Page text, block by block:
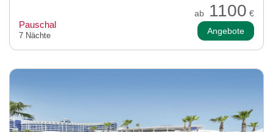
ab 1100 €
Pauschal
7 Nächte Angebote